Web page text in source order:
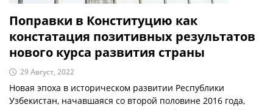
Поправки в Конституцию как
констатация позитивных результатов
нового курса развития страны
29 Август, 2022
Новая эпоха в историческом развитии Республики
Узбекистан, начавшаяся со второй половине 2016 года,